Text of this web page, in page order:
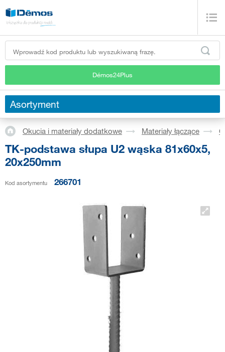
Démos24Plus
Asortyment
Okucia i materiały dodatkowe Materiały łączące
TK-podstawa słupa U2 wąska 81x60x5,
20x250mm
Kod asortymentu 266701